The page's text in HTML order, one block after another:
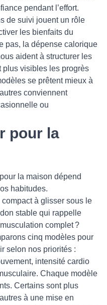
pendant l’effort.
de suivi jouent un rôle
les bienfaits du
pas, la dépense calorique
aident à structurer les
plus visibles les progrès
se prêtent mieux à
conviennent
ou
pour la
la maison dépend
habitudes.
à glisser sous le
stable qui rappelle
complet ?
cinq modèles pour
selon nos priorités :
intensité cardio
Chaque modèle
Certains sont plus
à une mise en